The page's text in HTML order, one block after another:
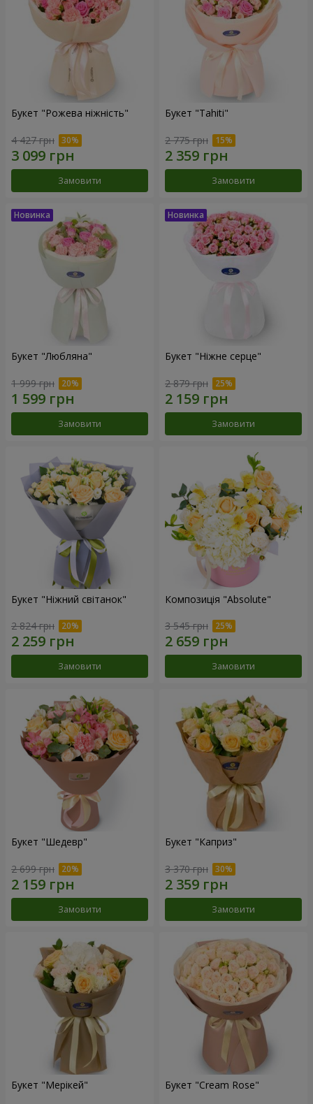
Букет "Рожева ніжність"
4 427 грн
Замовити
Букет "Tahiti"
2 775 грн
Замовити
Букет "Любляна"
1 999 грн
Замовити
Букет "Ніжне серце"
2 879 грн
Замовити
Букет "Ніжний світанок"
2 824 грн
Замовити
Композиція "Absolute"
3 545 грн
Замовити
Букет "Шедевр"
2 699 грн
Замовити
Букет "Каприз"
3 370 грн
Замовити
Букет "Мерікей" Букет "Cream Rose"